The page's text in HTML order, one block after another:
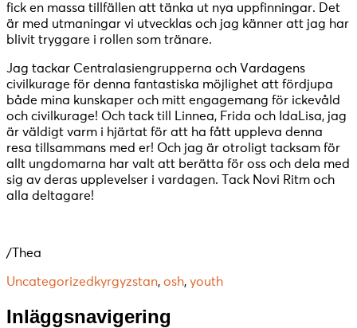
fick en massa tillfällen att tänka ut nya uppfinningar. Det
är med utmaningar vi utvecklas och jag känner att jag har
blivit tryggare i rollen som tränare.
Jag tackar Centralasiengrupperna och Vardagens
civilkurage för denna fantastiska möjlighet att fördjupa
både mina kunskaper och mitt engagemang för ickevåld
och civilkurage! Och tack till Linnea, Frida och IdaLisa, jag
är väldigt varm i hjärtat för att ha fått uppleva denna
resa tillsammans med er! Och jag är otroligt tacksam för
allt ungdomarna har valt att berätta för oss och dela med
sig av deras upplevelser i vardagen. Tack Novi Ritm och
alla deltagare!
/Thea
Uncategorized kyrgyzstan, osh, youth
Inläggsnavigering